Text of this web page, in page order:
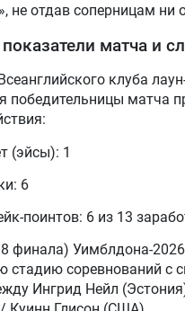
не отдав соперницам ни
показатели матча и
клуба
победительницы матча
(эйсы): 1
6
поинтов: 6 из 13
финала) Уимблдона-
стадию соревнований с
Ингрид Нейл